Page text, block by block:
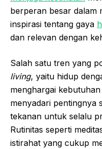
berperan besar dalam
inspirasi tentang gaya
dan relevan dengan
Salah satu tren yang
living, yaitu hidup
menghargai
menyadari pentingnya
tekanan untuk selalu
Rutinitas seperti
istirahat yang cukup